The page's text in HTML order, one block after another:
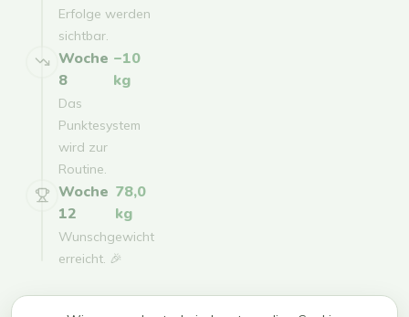
Erfolge werden
sichtbar.
Woche
8
−10
kg
Das
Punktesystem
wird zur
Routine.
Woche
12
78,0
kg
Wunschgewicht
erreicht. 🎉